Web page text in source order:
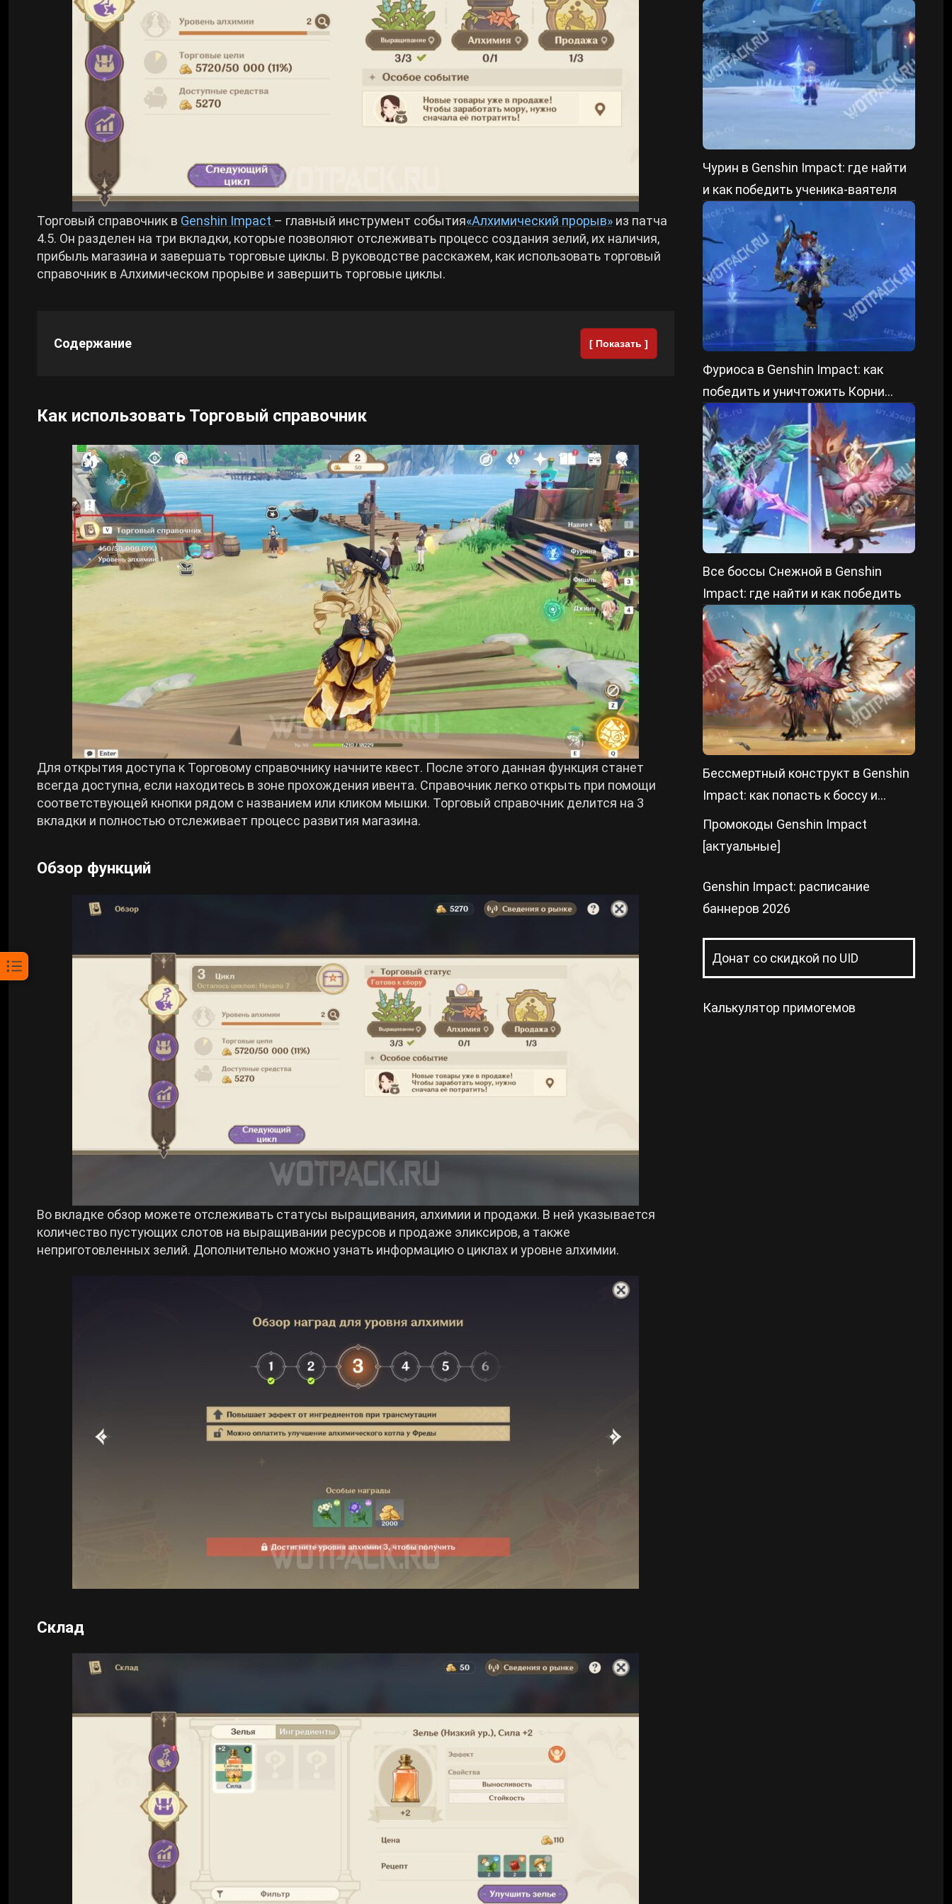
Crimson Desert
Zenless Zone Zero
Kingdom Come: Deliverance 2
Path of Exile 2
Wuthering Waves
Roblox
Cyberpunk 2077
Билды Arknights: Endfield
Билды Wuthering Waves
Билды Cyberpunk 2077
Торговый справочник в Genshin Impact – главный инструмент события«Алхимический прорыв» из патча
4.5. Он разделен на три вкладки, которые позволяют отслеживать процесс создания зелий, их наличия,
прибыль магазина и завершать торговые циклы. В руководстве расскажем, как использовать торговый
справочник в Алхимическом прорыве и завершить торговые циклы.
Содержание [ Показать ]
Как использовать Торговый справочник
Для открытия доступа к Торговому справочнику начните квест. После этого данная функция станет
всегда доступна, если находитесь в зоне прохождения ивента. Справочник легко открыть при помощи
соответствующей кнопки рядом с названием или кликом мышки. Торговый справочник делится на 3
вкладки и полностью отслеживает процесс развития магазина.
Обзор функций
Во вкладке обзор можете отслеживать статусы выращивания, алхимии и продажи. В ней указывается
количество пустующих слотов на выращивании ресурсов и продаже эликсиров, а также
неприготовленных зелий. Дополнительно можно узнать информацию о циклах и уровне алхимии.
Склад
форме и уменьшенном состоянии
Чурин в Genshin Impact: где найти
и как победить ученика-ваятеля
Фуриоса в Genshin Impact: как
победить и уничтожить Корни
преграды
Все боссы Снежной в Genshin
Impact: где найти и как победить
Бессмертный конструкт в Genshin
Impact: как попасть к боссу и
победить
Промокоды Genshin Impact
[актуальные]
Genshin Impact: расписание
баннеров 2026
Донат со скидкой по UID
Калькулятор примогемов